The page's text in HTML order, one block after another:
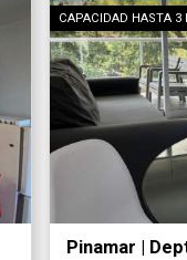
CAPACIDAD HASTA 3
Pinamar |